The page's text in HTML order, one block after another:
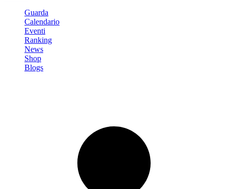
Guarda
Calendario
Eventi
Ranking
News
Shop
Blogs